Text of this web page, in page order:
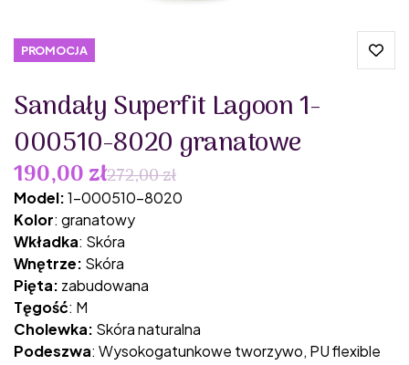
PROMOCJA
Sandały Superfit Lagoon 1-
000510-8020 granatowe
190,00 zł272,00 zł
Model:1-000510-8020
Kolor: granatowy
Wkładka: Skóra
Wnętrze: Skóra
Pięta: zabudowana
Tęgość: M
Cholewka: Skóra naturalna
Podeszwa: Wysokogatunkowe tworzywo, PU flexible